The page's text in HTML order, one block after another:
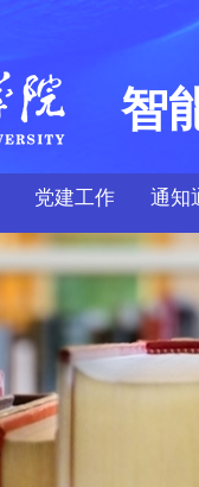
智
党建工作 通知